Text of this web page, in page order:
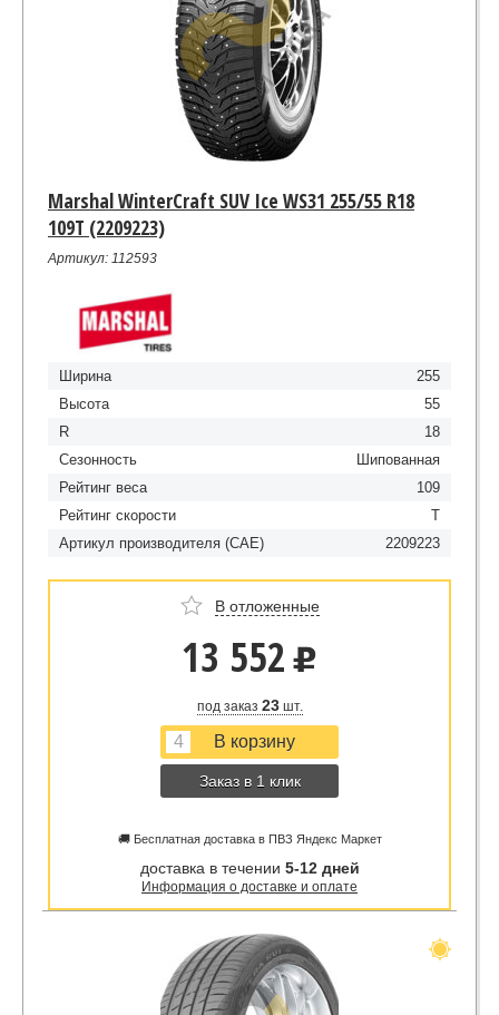
Marshal WinterCraft SUV Ice WS31 255/55 R18
109T (2209223)
Артикул: 112593
Ширина
255
Высота
55
R
18
Сезонность
Шипованная
Рейтинг веса
109
Рейтинг скорости
T
Артикул производителя (CAE)
2209223
В отложенные
13 552 u
под заказ 23шт.
Заказ в 1 клик
🚚 Бесплатная доставка в ПВЗ Яндекс Маркет
доставка в течении 5-12 дней
Информация о доставке и оплате